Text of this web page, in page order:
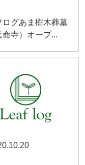
ログあま樹木葬墓
命寺）オープ...